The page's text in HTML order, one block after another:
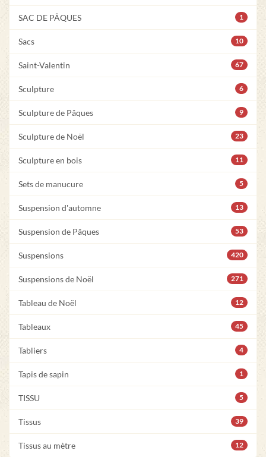
SAC DE PÂQUES 1
Sacs 10
Saint-Valentin 67
Sculpture 6
Sculpture de Pâques 9
Sculpture de Noël 23
Sculpture en bois 11
Sets de manucure 5
Suspension d'automne 13
Suspension de Pâques 53
Suspensions 420
Suspensions de Noël 271
Tableau de Noël 12
Tableaux 45
Tabliers 4
Tapis de sapin 1
TISSU 5
Tissus 39
Tissus au mètre 12